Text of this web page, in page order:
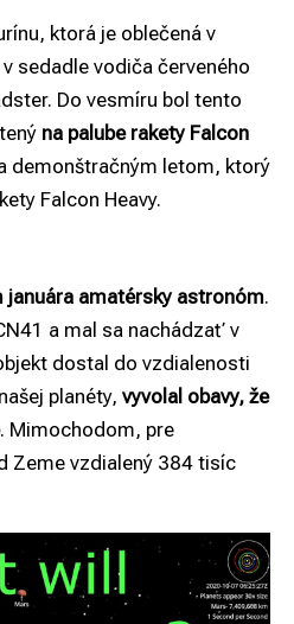
ktorá je oblečená v
sedadle vodiča červeného
Do vesmíru bol tento
na palube rakety Falcon
demonštračným letom, ktorý
Falcon Heavy.
januára amatérsky astronóm.
a mal sa nachádzať v
dostal do vzdialenosti
planéty, vyvolal obavy, že
. Mimochodom, pre
Zeme vzdialený 384 tisíc